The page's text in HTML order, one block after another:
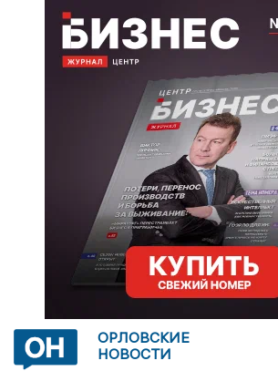
ОРЛОВСКИЕ
НОВОСТИ